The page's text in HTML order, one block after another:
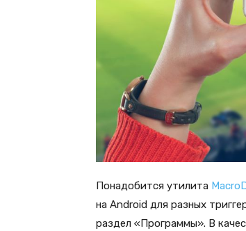
Понадобится утилита
на Android для разных
раздел «Программы». В